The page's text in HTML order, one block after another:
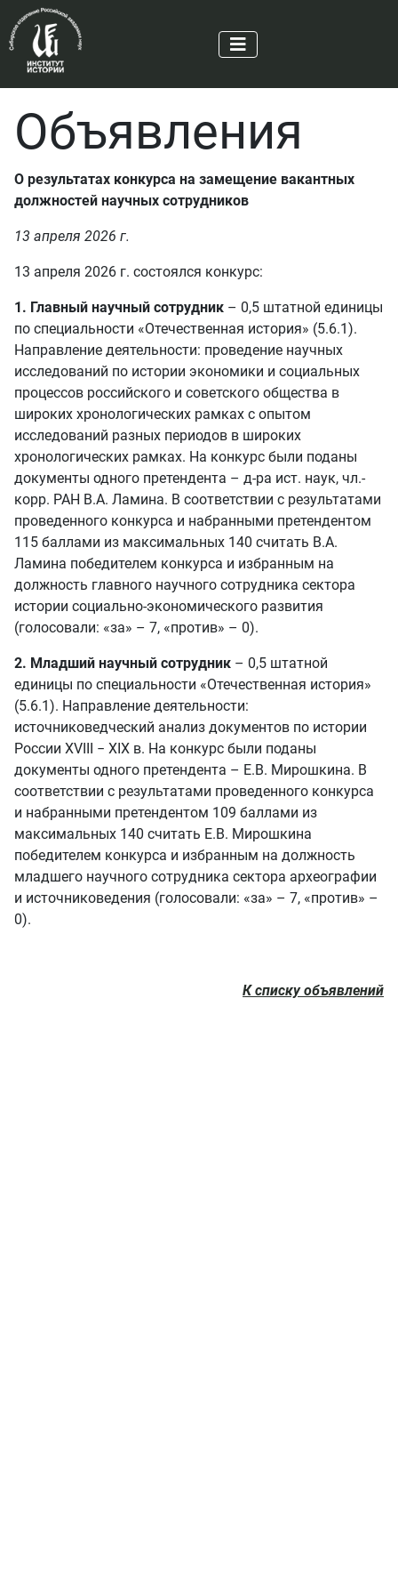
Объявления
О результатах конкурса на замещение вакантных
должностей научных сотрудников
13 апреля 2026 г.
13 апреля 2026 г. состоялся конкурс:
1. Главный научный сотрудник – 0,5 штатной единицы
по специальности «Отечественная история» (5.6.1).
Направление деятельности: проведение научных
исследований по истории экономики и социальных
процессов российского и советского общества в
широких хронологических рамках с опытом
исследований разных периодов в широких
хронологических рамках. На конкурс были поданы
документы одного претендента – д-ра ист. наук, чл.-
корр. РАН В.А. Ламина. В соответствии с результатами
проведенного конкурса и набранными претендентом
115 баллами из максимальных 140 считать В.А.
Ламина победителем конкурса и избранным на
должность главного научного сотрудника сектора
истории социально-экономического развития
(голосовали: «за» – 7, «против» – 0).
2. Младший научный сотрудник – 0,5 штатной
единицы по специальности «Отечественная история»
(5.6.1). Направление деятельности:
источниковедческий анализ документов по истории
России XVIII − XIX в. На конкурс были поданы
документы одного претендента – Е.В. Мирошкина. В
соответствии с результатами проведенного конкурса
и набранными претендентом 109 баллами из
максимальных 140 считать Е.В. Мирошкина
победителем конкурса и избранным на должность
младшего научного сотрудника сектора археографии
и источниковедения (голосовали: «за» – 7, «против» –
0).
К списку объявлений